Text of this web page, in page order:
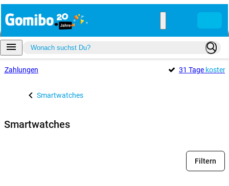
Zahlungen 31 Tage
Smartwatches
Smartwatches
Filtern